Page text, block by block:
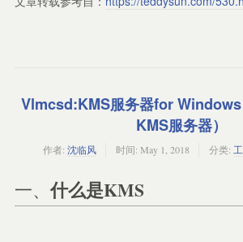
Vlmcsd:KMS服务器for Windows
KMS服务器）
作者: 沈临风 时间: May 1, 2018 分类:
一、什么是KMS